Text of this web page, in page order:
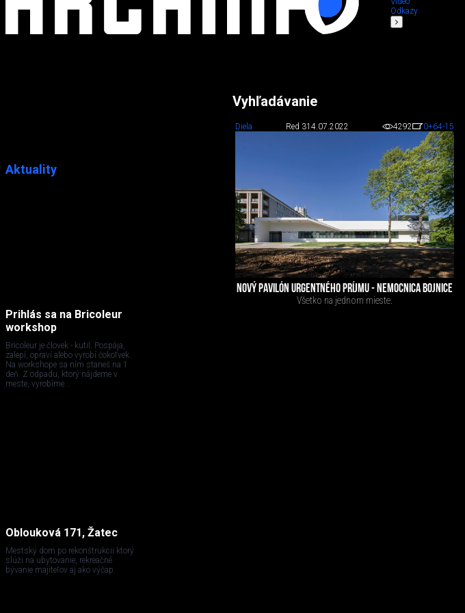
Odkazy
Aktuality
Prihlás sa na Bricoleur
workshop
Bricoleur je človek - kutil. Pospája,
zalepí, opraví alebo vyrobí čokoľvek.
Na workshope sa ním staneš na 1
deň. Z odpadu, ktorý nájdeme v
meste, vyrobíme...
Oblouková 171, Žatec
Mestský dom po rekonštrukcii ktorý
slúži na ubytovanie, rekreačné
bývanie majiteľov aj ako výčap.
Vyhľadávanie
Diela Red 314.07.2022 4292 0+64-15
NOVÝ PAVILÓN URGENTNÉHO PRÍJMU - NEMOCNICA BOJNICE
Všetko na jednom mieste.